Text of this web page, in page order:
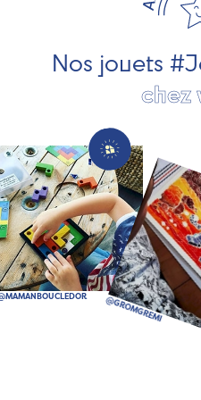
société, des jouets
Nos jouets
chez